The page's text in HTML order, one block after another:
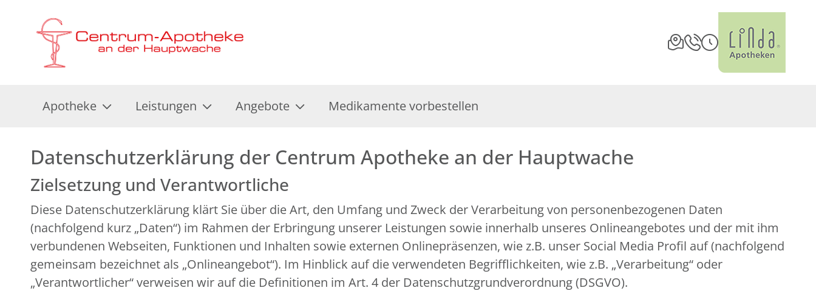
Apotheke Leistungen Angebote Medikamente vorbestellen
Datenschutzerklärung der Centrum Apotheke an der Hauptwache
Zielsetzung und Verantwortliche
Diese Datenschutzerklärung klärt Sie über die Art, den Umfang und Zweck der Verarbeitung von personenbezogenen Daten
(nachfolgend kurz „Daten“) im Rahmen der Erbringung unserer Leistungen sowie innerhalb unseres Onlineangebotes und der mit ihm
verbundenen Webseiten, Funktionen und Inhalten sowie externen Onlinepräsenzen, wie z.B. unser Social Media Profil auf (nachfolgend
gemeinsam bezeichnet als „Onlineangebot“). Im Hinblick auf die verwendeten Begrifflichkeiten, wie z.B. „Verarbeitung“ oder
„Verantwortlicher“ verweisen wir auf die Definitionen im Art. 4 der Datenschutzgrundverordnung (DSGVO).